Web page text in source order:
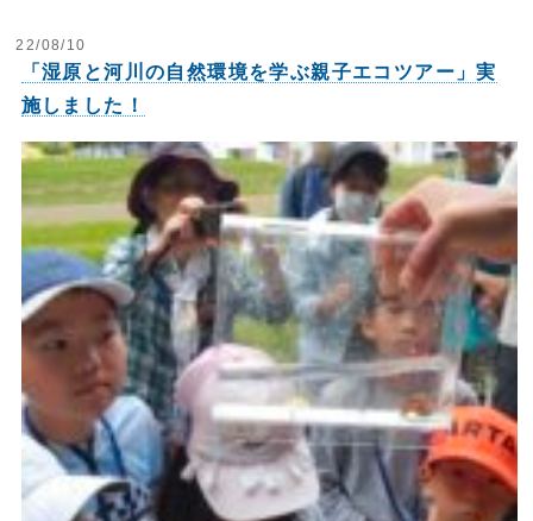
22/08/10
「湿原と河川の自然環境を学ぶ親子エコツアー」実
施しました！